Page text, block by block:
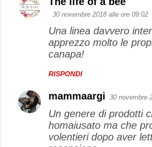
30 novembre 2018 alle ore 09:02
Una linea davvero
apprezzo molto le
canapa!
RISPONDI
mammaargi 30 novembre
Un genere di prodotti
homaiusato ma che
volentieri dopo aver